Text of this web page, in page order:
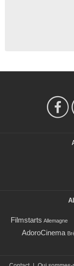
Filmstarts Allemagne
AdoroCinema